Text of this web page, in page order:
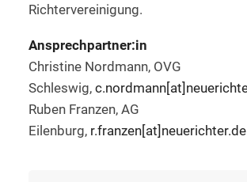
Richtervereinigung.
Ansprechpartner:in
Christine Nordmann, OVG
Schleswig,
Ruben Franzen, AG
Eilenburg, r.franzen[at]neuerichter.de